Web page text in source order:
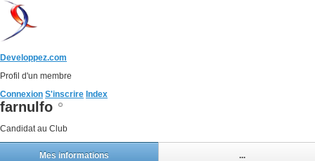
Developpez.com
Profil d'un membre
Connexion S'inscrire Index
farnulfo
Candidat au Club
Mes informations ...